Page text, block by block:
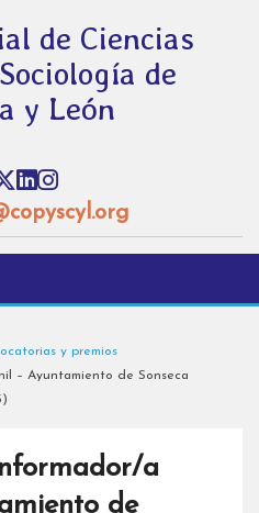
de Ciencias
de
y León
y premios
– Ayuntamiento de Sonseca
a
de